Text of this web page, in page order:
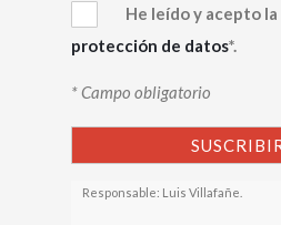
He leído y acepto la
protección de datos*.
* Campo obligatorio
Responsable: Luis Villafañe.